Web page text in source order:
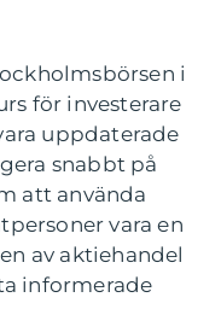
i
för investerare
uppdaterade
snabbt på
att använda
vara en
av aktiehandel
informerade